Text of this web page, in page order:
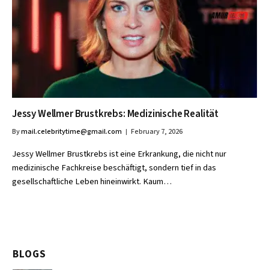
Jessy Wellmer Brustkrebs: Medizinische Realität
Bymail.celebritytime@gmail.com February 7, 2026
Jessy Wellmer Brustkrebs ist eine Erkrankung, die nicht nur
medizinische Fachkreise beschäftigt, sondern tief in das
gesellschaftliche Leben hineinwirkt. Kaum…
BLOGS